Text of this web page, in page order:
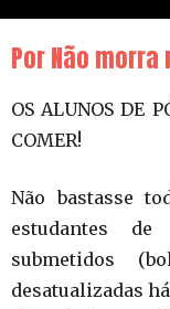
Por Não
OS ALUNOS DE
COMER!
Não bastasse
estudantes de
submetidos
desatualizadas